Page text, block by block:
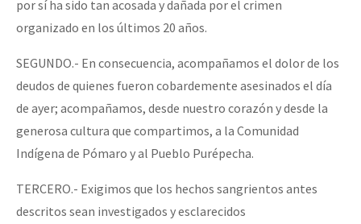
por sí ha sido tan acosada y dañada por el crimen
organizado en los últimos 20 años.
SEGUNDO.- En consecuencia, acompañamos el dolor de los
deudos de quienes fueron cobardemente asesinados el día
de ayer; acompañamos, desde nuestro corazón y desde la
generosa cultura que compartimos, a la Comunidad
Indígena de Pómaro y al Pueblo Purépecha.
TERCERO.- Exigimos que los hechos sangrientos antes
descritos sean investigados y esclarecidos